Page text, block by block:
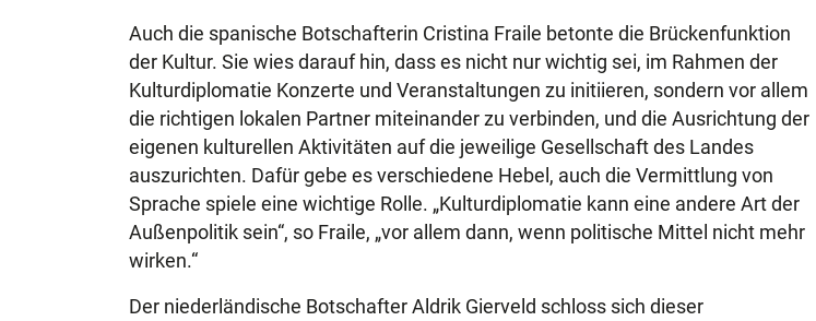
Auch die spanische Botschafterin Cristina Fraile betonte die Brückenfunktion
der Kultur. Sie wies darauf hin, dass es nicht nur wichtig sei, im Rahmen der
Kulturdiplomatie Konzerte und Veranstaltungen zu initiieren, sondern vor allem
die richtigen lokalen Partner miteinander zu verbinden, und die Ausrichtung der
eigenen kulturellen Aktivitäten auf die jeweilige Gesellschaft des Landes
auszurichten. Dafür gebe es verschiedene Hebel, auch die Vermittlung von
Sprache spiele eine wichtige Rolle. „Kulturdiplomatie kann eine andere Art der
Außenpolitik sein“, so Fraile, „vor allem dann, wenn politische Mittel nicht mehr
wirken.“
Der niederländische Botschafter Aldrik Gierveld schloss sich dieser